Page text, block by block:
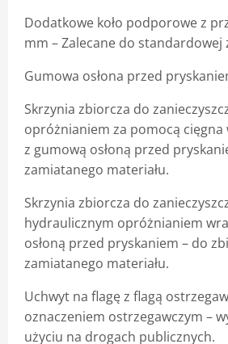
Dodatkowe koło podporowe z
mm –Zalecane do standardowej
Gumowa osłona przed
Skrzynia zbiorcza do
opróżnianiem za pomocą cięgna
z gumową osłoną przed
zamiatanego materiału.
Skrzynia zbiorcza do
hydraulicznym opróżnianiem
osłoną przed pryskaniem – do
zamiatanego materiału.
Uchwyt na flagę z flagą
oznaczeniem ostrzegawczym –
użyciu na drogach publicznych.